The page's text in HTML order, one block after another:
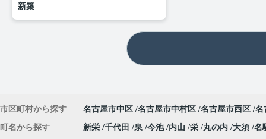
新築
市区町村から探す 名古屋市中区 名古屋市中村区 名古屋市西区 名
町名から探す 新栄 千代田 泉 今池 内山 栄 丸の内 大須 名